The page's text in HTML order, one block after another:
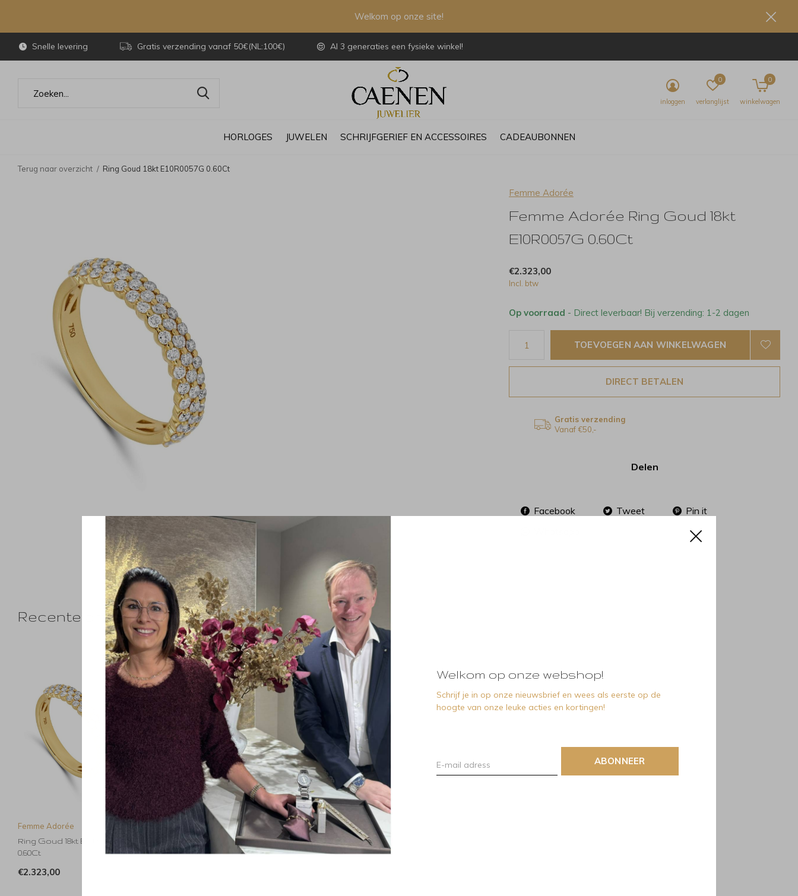
Welkom op onze webshop!
Schrijf je in op onze nieuwsbrief en wees als eerste op de
hoogte van onze leuke acties en kortingen!
ABONNEER
HORLOGES JUWELEN SCHRIJFGERIEF EN ACCESSOIRES CADEAUBONNEN
inloggen verlanglijst
0
winkelwagen
0
Snelle levering Gratis verzending vanaf 50€(NL:100€) Al 3 generaties een fysieke winkel!
Welkom op onze site!
Terug naar overzicht Ring Goud 18kt E10R0057G 0.60Ct
Femme Adorée
Femme Adorée Ring Goud 18kt
E10R0057G 0.60Ct
€2.323,00
Incl. btw
Op voorraad - Direct leverbaar! Bij verzending: 1-2 dagen
TOEVOEGEN AAN WINKELWAGEN
DIRECT BETALEN
Gratis verzending
Vanaf €50,-
Delen
Facebook Tweet
Pin it
Recente artikelen
Femme Adorée
Ring Goud 18kt E10R0057G
0.60Ct
€2.323,00